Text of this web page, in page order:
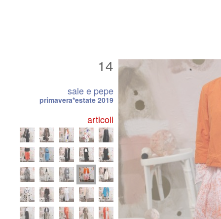
14
sale e pepe
primavera*estate 2019
articoli